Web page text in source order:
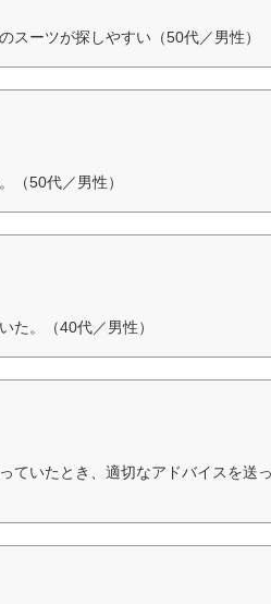
スーツが探しやすい（50代／男性）
（50代／男性）
た。（40代／男性）
ていたとき、適切なアドバイスを送